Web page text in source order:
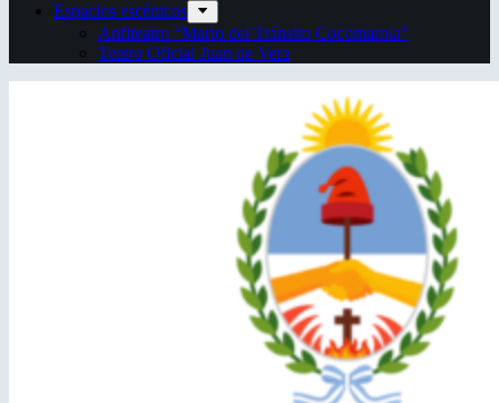
Espacios escénicos
Anfiteatro “Mario del Tránsito Cocomarola”
Teatro Oficial Juan de Vera